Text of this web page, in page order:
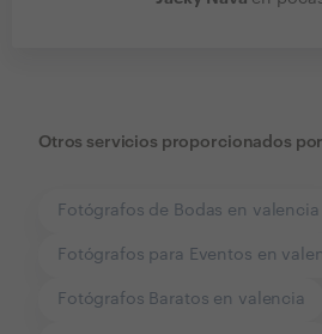
Otros servicios proporcionados por
Fotógrafos de Bodas en valencia
Fotógrafos para Eventos en
Fotógrafos Baratos en valencia